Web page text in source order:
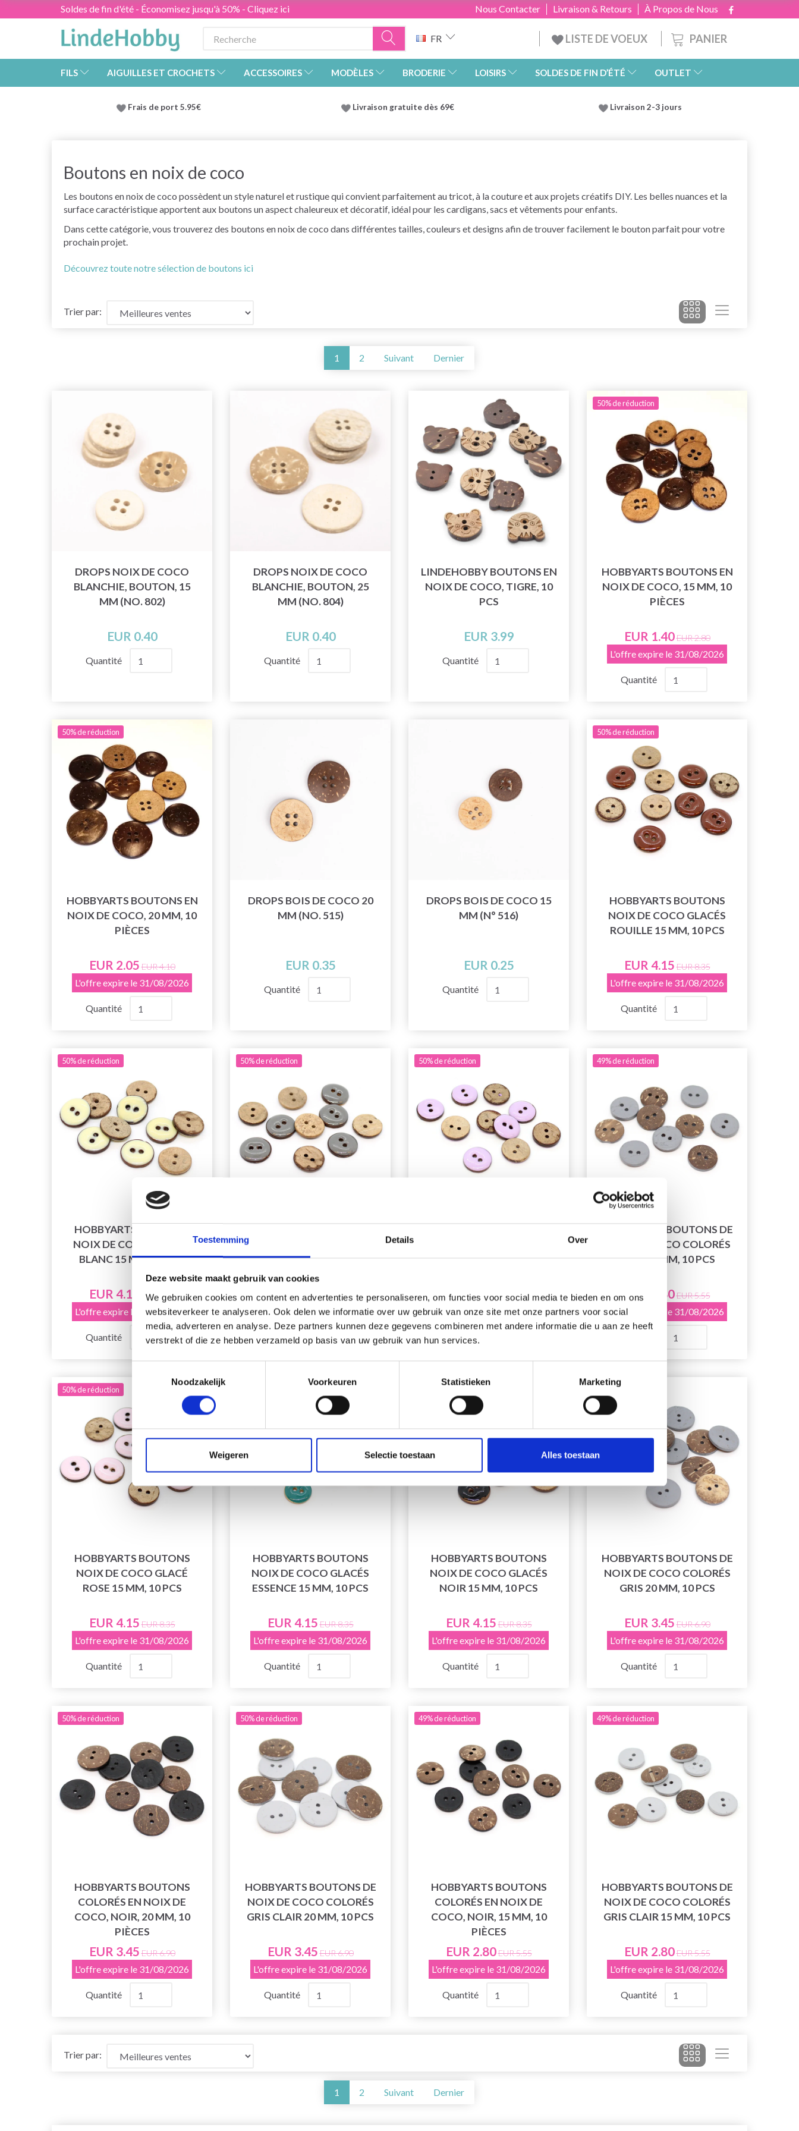
Toestemming Details Over
Deze website maakt gebruik van cookies
We gebruiken cookies om content en advertenties te personaliseren, om functies voor social media te bieden en om ons
websiteverkeer te analyseren. Ook delen we informatie over uw gebruik van onze site met onze partners voor social
media, adverteren en analyse. Deze partners kunnen deze gegevens combineren met andere informatie die u aan ze heeft
verstrekt of die ze hebben verzameld op basis van uw gebruik van hun services.
Noodzakelijk
Voorkeuren Statistieken Marketing
Weigeren Selectie toestaan Alles toestaan
Soldes de fin d'été - Économisez jusqu'à 50% - Cliquez ici À Propos de Nous
Livraison & Retours
Nous Contacter
PANIER
FR LISTE DE VOEUX
FILS AIGUILLES ET CROCHETS ACCESSOIRES MODÈLES BRODERIE LOISIRS SOLDES DE FIN D’ÉTÉ OUTLET
Frais de port 5.95€ Livraison gratuite dès 69€ Livraison 2-3 jours
Boutons en noix de coco
Les boutons en noix de coco possèdent un style naturel et rustique qui convient parfaitement au tricot, à la couture et aux projets créatifs DIY. Les belles nuances et la
surface caractéristique apportent aux boutons un aspect chaleureux et décoratif, idéal pour les cardigans, sacs et vêtements pour enfants.
Dans cette catégorie, vous trouverez des boutons en noix de coco dans différentes tailles, couleurs et designs afin de trouver facilement le bouton parfait pour votre
prochain projet.
Découvrez toute notre sélection de boutons ici
Trier par:
1 2 Suivant Dernier
DROPS NOIX DE COCO
BLANCHIE, BOUTON, 15
MM (NO. 802)
EUR 0.40
Quantité
DROPS NOIX DE COCO
BLANCHIE, BOUTON, 25
MM (NO. 804)
EUR 0.40
Quantité
LINDEHOBBY BOUTONS EN
NOIX DE COCO, TIGRE, 10
PCS
EUR 3.99
Quantité
50% de réduction
HOBBYARTS BOUTONS EN
NOIX DE COCO, 15 MM, 10
PIÈCES
EUR 1.40EUR 2.80
L'offre expire le 31/08/2026
Quantité
50% de réduction
HOBBYARTS BOUTONS EN
NOIX DE COCO, 20 MM, 10
PIÈCES
EUR 2.05 EUR 4.10
L'offre expire le 31/08/2026
Quantité
DROPS BOIS DE COCO 20
MM (NO. 515)
EUR 0.35
Quantité
DROPS BOIS DE COCO 15
MM (N° 516)
EUR 0.25
Quantité
50% de réduction
HOBBYARTS BOUTONS
NOIX DE COCO GLACÉS
ROUILLE 15 MM, 10 PCS
EUR 4.15 EUR 8.35
L'offre expire le 31/08/2026
Quantité
50% de réduction
HOBBYARTS BOUTONS
NOIX DE COCO GLACÉS
BLANC 15 MM, 10 PCS
EUR 4.15 EUR 8.35
L'offre expire le 31/08/2026
Quantité
50% de réduction
GRIS 15 MM, 10 PCS
EUR 4.15EUR 8.35
L'offre expire le 31/08/2026
Quantité
50% de réduction
VIOLET CLAIR 15 MM, 10
EUR 4.15EUR 8.35
L'offre expire le 31/08/2026
Quantité
49% de réduction
HOBBYARTS BOUTONS DE
NOIX DE COCO COLORÉS
GRIS 15 MM, 10 PCS
EUR 2.80EUR 5.55
L'offre expire le 31/08/2026
50% de réduction
HOBBYARTS BOUTONS
NOIX DE COCO GLACÉ
ROSE 15 MM, 10 PCS
EUR 4.15 EUR 8.35
L'offre expire le 31/08/2026
Quantité
HOBBYARTS BOUTONS
NOIX DE COCO GLACÉS
ESSENCE 15 MM, 10 PCS
EUR 4.15 EUR 8.35
L'offre expire le 31/08/2026
Quantité
HOBBYARTS BOUTONS
NOIX DE COCO GLACÉS
NOIR 15 MM, 10 PCS
EUR 4.15 EUR 8.35
L'offre expire le 31/08/2026
Quantité
50% de réduction
HOBBYARTS BOUTONS DE
NOIX DE COCO COLORÉS
GRIS 20 MM, 10 PCS
EUR 3.45 EUR 6.90
L'offre expire le 31/08/2026
Quantité
50% de réduction
HOBBYARTS BOUTONS
COLORÉS EN NOIX DE
COCO, NOIR, 20 MM, 10
PIÈCES
EUR 3.45 EUR 6.90
L'offre expire le 31/08/2026
Quantité
50% de réduction
HOBBYARTS BOUTONS DE
NOIX DE COCO COLORÉS
GRIS CLAIR 20 MM, 10 PCS
EUR 3.45 EUR 6.90
L'offre expire le 31/08/2026
Quantité
49% de réduction
HOBBYARTS BOUTONS
COLORÉS EN NOIX DE
COCO, NOIR, 15 MM, 10
PIÈCES
EUR 2.80EUR 5.55
L'offre expire le 31/08/2026
Quantité
49% de réduction
HOBBYARTS BOUTONS DE
NOIX DE COCO COLORÉS
GRIS CLAIR 15 MM, 10 PCS
EUR 2.80EUR 5.55
L'offre expire le 31/08/2026
Quantité
Trier par:
1 2 Suivant Dernier